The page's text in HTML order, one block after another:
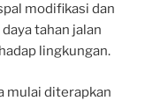
modifikasi dan
tahan jalan
lingkungan.
mulai diterapkan